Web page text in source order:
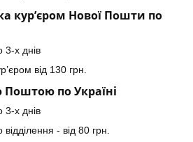
кур’єром Нової Пошти по
3-х днів
від 130 грн.
по Україні
3-х днів
- від 80 грн.